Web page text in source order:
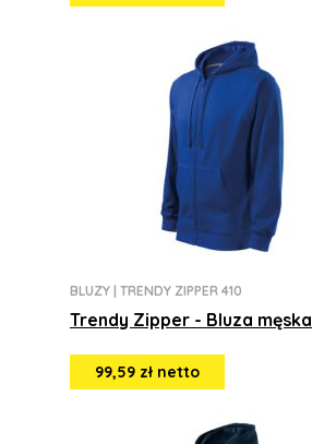
BLUZY TRENDY ZIPPER 410
Trendy Zipper - Bluza męska
99,59 zł netto